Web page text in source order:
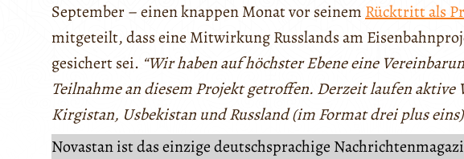
September – einen knappen Monat vor seinemRücktritt als
mitgeteilt, dass eine Mitwirkung Russlands am
gesichert sei. “Wir haben auf höchster Ebene eine
Teilnahme an diesem Projekt getroffen. Derzeit laufen aktive
Kirgistan, Usbekistan und Russland (im Format drei plus
Novastan ist das einzige deutschsprachige